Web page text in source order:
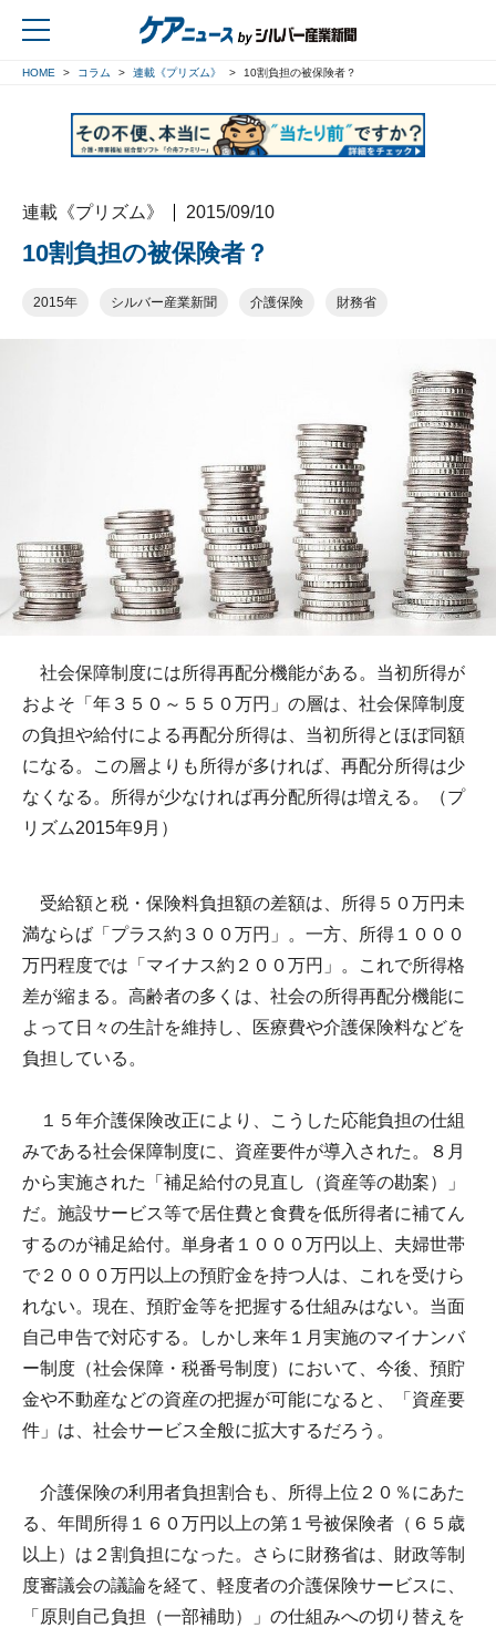
HOME コラム 連載《プリズム》 10割負担の被保険者？
連載《プリズム》 2015/09/10
10割負担の被保険者？
2015年 シルバー産業新聞 介護保険 財務省
社会保障制度には所得再配分機能がある。当初所得が
およそ「年３５０～５５０万円」の層は、社会保障制度
の負担や給付による再配分所得は、当初所得とほぼ同額
になる。この層よりも所得が多ければ、再配分所得は少
なくなる。所得が少なければ再分配所得は増える。（プ
リズム2015年9月）
受給額と税・保険料負担額の差額は、所得５０万円未
満ならば「プラス約３００万円」。一方、所得１０００
万円程度では「マイナス約２００万円」。これで所得格
差が縮まる。高齢者の多くは、社会の所得再配分機能に
よって日々の生計を維持し、医療費や介護保険料などを
負担している。
１５年介護保険改正により、こうした応能負担の仕組
みである社会保障制度に、資産要件が導入された。８月
から実施された「補足給付の見直し（資産等の勘案）」
だ。施設サービス等で居住費と食費を低所得者に補てん
するのが補足給付。単身者１０００万円以上、夫婦世帯
で２０００万円以上の預貯金を持つ人は、これを受けら
れない。現在、預貯金等を把握する仕組みはない。当面
自己申告で対応する。しかし来年１月実施のマイナンバ
ー制度（社会保障・税番号制度）において、今後、預貯
金や不動産などの資産の把握が可能になると、「資産要
件」は、社会サービス全般に拡大するだろう。
介護保険の利用者負担割合も、所得上位２０％にあた
る、年間所得１６０万円以上の第１号被保険者（６５歳
以上）は２割負担になった。さらに財務省は、財政等制
度審議会の議論を経て、軽度者の介護保険サービスに、
「原則自己負担（一部補助）」の仕組みへの切り替えを